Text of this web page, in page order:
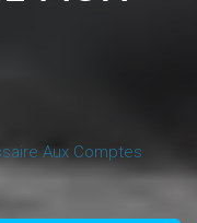
Aux Comptes